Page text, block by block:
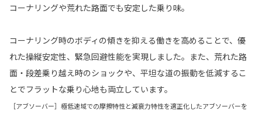
コーナリングや荒れた路面でも安定した乗り味。
コーナリング時のボディの傾きを抑える働きを高めることで、優
れた操縦安定性、緊急回避性能を実現しました。また、荒れた路
面・段差乗り越え時のショックや、平坦な道の振動を低減するこ
とでフラットな乗り心地も両立しています。
［アブソーバー］極低速域での摩擦特性と減衰力特性を適正化したアブソーバーを